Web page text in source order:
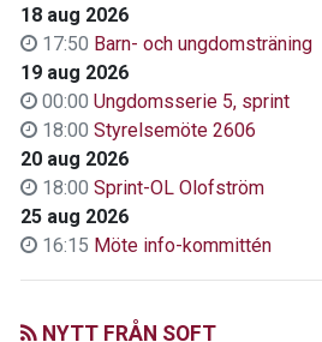
18 aug 2026
17:50 Barn- och ungdomsträning
19 aug 2026
00:00 Ungdomsserie 5, sprint
18:00 Styrelsemöte 2606
20 aug 2026
18:00 Sprint-OL Olofström
25 aug 2026
16:15 Möte info-kommittén
NYTT FRÅN SOFT